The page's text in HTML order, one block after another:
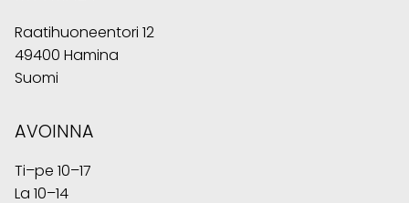
Raatihuoneentori 12
49400 Hamina
Suomi
AVOINNA
Ti–pe 10–17
La 10–14